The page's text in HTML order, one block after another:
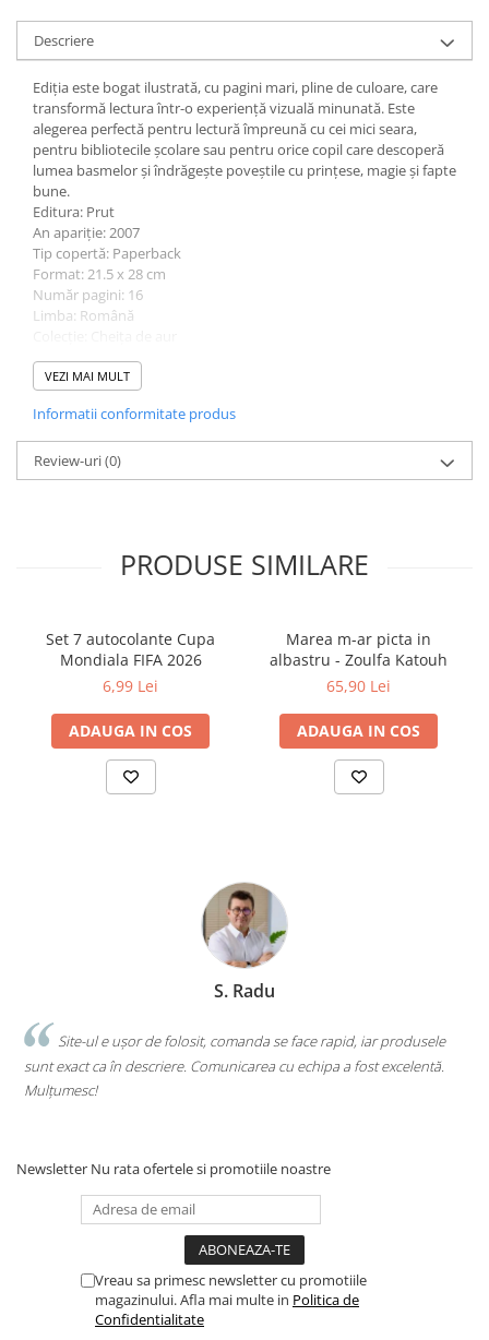
Ghiozdane pentru grădinită
Trollere pentru copii
Penare
Penare echipate
Penare neechipate
Penare tip etui
Acuarele și pensule școlare
Acuarele școlare și Tempera
Pensule școlare
Pahare și palete pictură
Cărți
Cărți de colorat
Cărți ilustrate și interactive
Enciclopedii și atlase pentru copii
Educație și carte școlară
Culegeri și materiale auxiliare
Caiete de vacanță
Bibliografie școlară
Bibliografie didactică
Dicționare și gramatici
Pregătire pentru admitere
Clasici români și universali
Science-fiction și fantasy
Ficțiune erotică
Ficțiune mitologică și istorică
Romane ilustrate
Dezvoltare personală și non-
Psihologie și dezvoltare personală
Biografii și memorii
Parenting și educație
Descriere
Ediția este bogat ilustrată, cu pagini mari, pline de culoare, care
transformă lectura într-o experiență vizuală minunată. Este
alegerea perfectă pentru lectură împreună cu cei mici seara,
pentru bibliotecile școlare sau pentru orice copil care descoperă
lumea basmelor și îndrăgește poveștile cu prințese, magie și fapte
bune.
Editura: Prut
An apariție: 2007
Tip copertă: Paperback
Format: 21.5 x 28 cm
Număr pagini: 16
Limba: Română
ISBN: 9789975698764
Categorie: Ficțiuni, povestioare / Bibliografie școlară / Rafturi
Vârsta recomandată: 4-6 ani
VEZI MAI MULT
Informatii conformitate produs
Review-uri(0)
PRODUSE SIMILARE
Set 7 autocolante Cupa
Mondiala FIFA 2026
6,99 Lei
ADAUGA IN COS
Marea m-ar picta in
albastru - Zoulfa Katouh
65,90 Lei
ADAUGA IN COS
S. Radu
Site-ul e ușor de folosit, comanda se face rapid, iar produsele
sunt exact ca în descriere. Comunicarea cu echipa a fost excelentă.
Mulțumesc!
Newsletter Nu rata ofertele si promotiile noastre
Vreau sa primesc newsletter cu promotiile
magazinului. Afla mai multe in Politica de
Confidentialitate